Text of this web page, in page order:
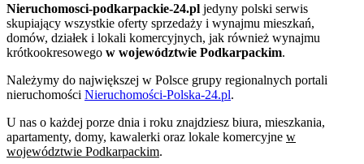
Nieruchomosci-podkarpackie-24.pl jedyny polski serwis
skupiający wszystkie oferty sprzedaży i wynajmu mieszkań,
domów, działek i lokali komercyjnych, jak również wynajmu
krótkookresowego w województwie Podkarpackim.
Należymy do największej w Polsce grupy regionalnych portali
nieruchomości Nieruchomości-Polska-24.pl.
U nas o każdej porze dnia i roku znajdziesz biura, mieszkania,
apartamenty, domy, kawalerki oraz lokale komercyjne w
województwie Podkarpackim.